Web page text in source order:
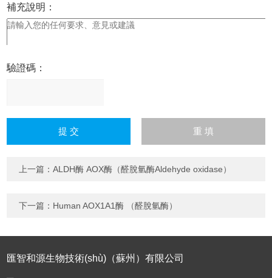
補充說明：
驗證碼：
伯?dāng)?shù)字），
上一篇：ALDH酶 AOX酶（醛脫氫酶Aldehyde oxidase）
下一篇： Human AOX1A1酶 （醛脫氫酶）
匯智和源生物技術(shù)（蘇州）有限公司